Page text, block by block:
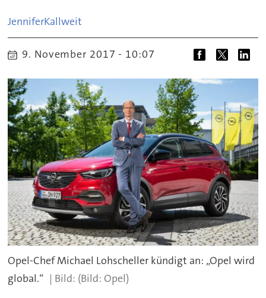
JenniferKallweit
9. November 2017 - 10:07
Opel-Chef Michael Lohscheller kündigt an: „Opel wird
global.“
(Bild: Opel)